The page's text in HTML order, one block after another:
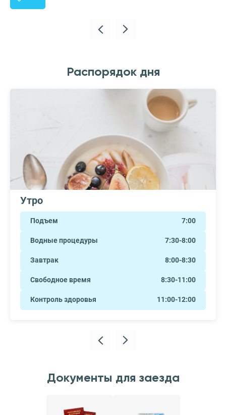
Распорядок дня
Утро
Подъем 7:00
Водные процедуры 7:30-8:00
Завтрак 8:00-8:30
Свободное время 8:30-11:00
Контроль здоровья 11:00-12:00
Документы для заезда